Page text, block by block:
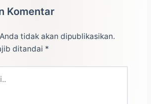
Komentar
tidak akan dipublikasikan.
ditandai *